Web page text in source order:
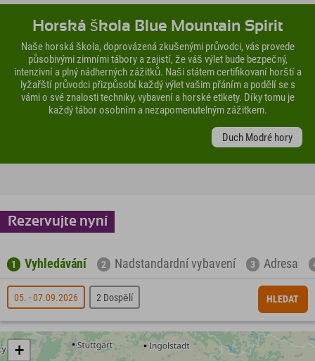
Horská škola Blue Mountain Spirit
Naše horská škola, doprovázená zkušenými průvodci, vás provede
působivými zimními tábory a zajistí, že váš výlet bude bezpečný,
intenzivní a plný nádherných zážitků. Naši státem certifikovaní horští a
lyžařští průvodci přizpůsobí každý výlet vašim přáním a podělí se s
vámi o své znalosti techniky, vybavení a horské etikety. Díky tomu je
každý tábor osobním a nezapomenutelným zážitkem.
Duch Modré hory
Rezervujte nyní
1 Vyhledávání 2 Nadstandardní vybavení 3 Adresa
05. - 07.09.2026 2 Dospělí HLEDAT
+